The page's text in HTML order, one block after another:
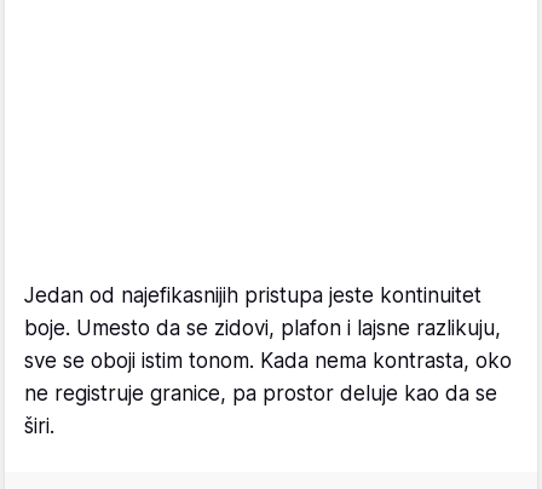
Jedan od najefikasnijih pristupa jeste kontinuitet
boje. Umesto da se zidovi, plafon i lajsne razlikuju,
sve se oboji istim tonom. Kada nema kontrasta, oko
ne registruje granice, pa prostor deluje kao da se
širi.